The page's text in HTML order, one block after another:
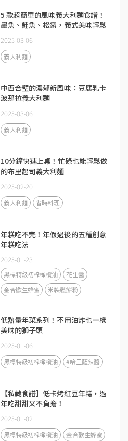
5 款超簡單的風味義大利麵食譜！
墨魚、鮭魚、松露，義式美味輕鬆
做
2025-03-06
義大利麵
中西合璧的濃郁新風味：豆腐乳卡
波那拉義大利麵
2025-03-06
義大利麵
10分鐘快速上桌！忙碌也能輕鬆做
的布里起司義大利麵
2025-02-20
義大利麵 省時料理
年糕吃不完！年假過後的五種創意
年糕吃法
2025-01-23
黑標特級初榨橄欖油
花生醬
金合歡生蜂蜜
米製鬆餅粉
低熱量年菜系列！不用油炸也一樣
美味的獅子頭
2025-01-06
黑標特級初榨橄欖油 #哈里薩辣醬
【私藏食譜】低卡烤紅豆年糕，過
年吃甜甜又不負擔！
2025-01-02
黑標特級初榨橄欖油 金合歡生蜂蜜